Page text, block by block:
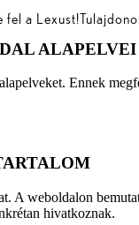
fel a Lexust!
ALAPELVEI
Ennek
weboldalon
hivatkoznak.